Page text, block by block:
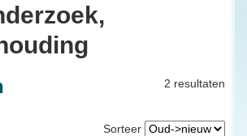
2 resultaten
Sorteer